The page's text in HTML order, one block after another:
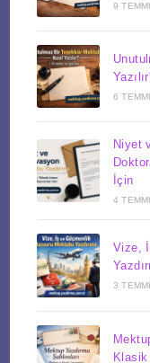
9
6
Niyet
İçin
4
Vize,
3
Klasik